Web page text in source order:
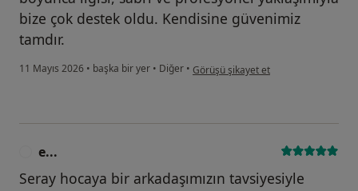
bize çok destek oldu. Kendisine güvenimiz
tamdır.
11 Mayıs 2026 • başka bir yer • Diğer • kullanıcının görüşüne göre e.....
Görüşü şikayet et
e...
Seray hocaya bir arkadaşımızın tavsiyesiyle